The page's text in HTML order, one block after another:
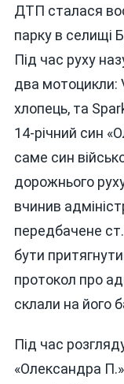
ДТП сталася
парку в селищі
Під час руху
два мотоцикли:
хлопець, та
14-річний син
саме син
дорожнього
вчинив
передбачене
бути
протокол про
склали на його
Під час
«Олександра